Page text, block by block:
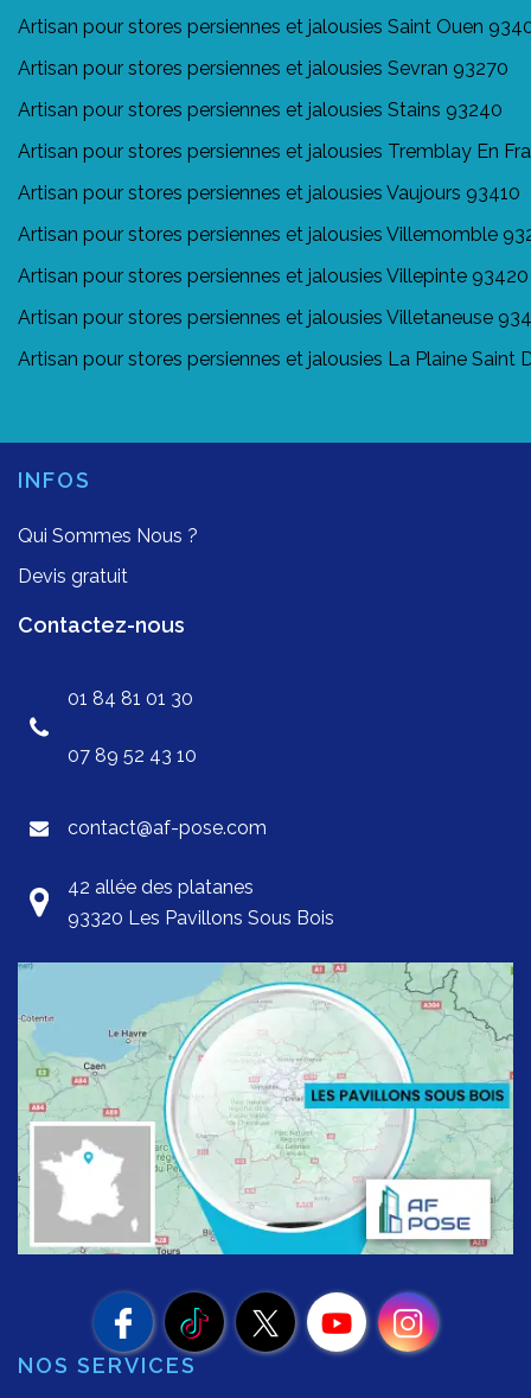
Artisan pour stores persiennes et jalousies Saint Ouen
Artisan pour stores persiennes et jalousies Sevran 93270
Artisan pour stores persiennes et jalousies Stains 93240
Artisan pour stores persiennes et jalousies Tremblay En
Artisan pour stores persiennes et jalousies Vaujours 93410
Artisan pour stores persiennes et jalousies Villemomble
Artisan pour stores persiennes et jalousies Villepinte 93420
Artisan pour stores persiennes et jalousies Villetaneuse
Artisan pour stores persiennes et jalousies La Plaine Saint
INFOS
Qui Sommes Nous ?
Devis gratuit
Contactez-nous
01 84 81 01 30
07 89 52 43 10
contact@af-pose.com
42 allée des platanes
93320 Les Pavillons Sous Bois
NOS SERVICES